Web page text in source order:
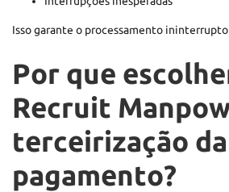
Isso garante o processamento
Por que
Recruit
terceirização
pagamento?